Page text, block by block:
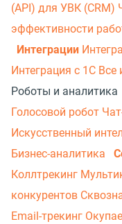
(API) для УВК (CRM)
эффективности
Интеграции
Интеграция с 1С Все
Роботы и аналитика
Голосовой робот
Искусственный
Бизнес-аналитика
Коллтрекинг
конкурентов
Email-трекинг